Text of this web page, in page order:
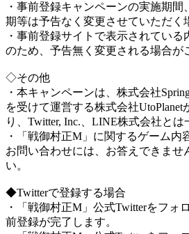
・事前登録キャンペーンの実施期
期等は予告なく変更させていただく
・事前登録サイトで表示されてい
のため、予告無く変更される場合が
◇その他
・本キャンペーンは、株式会社
を受けて運営する株式会社
り、Twitter, Inc.、LINE株式会社とは
・「戦御村正M」に関するゲーム内
お問い合わせには、お答えできませ
い。
◆Twitterで登録する場合
・「戦御村正M」公式Twitterをフォ
前登録が完了します。